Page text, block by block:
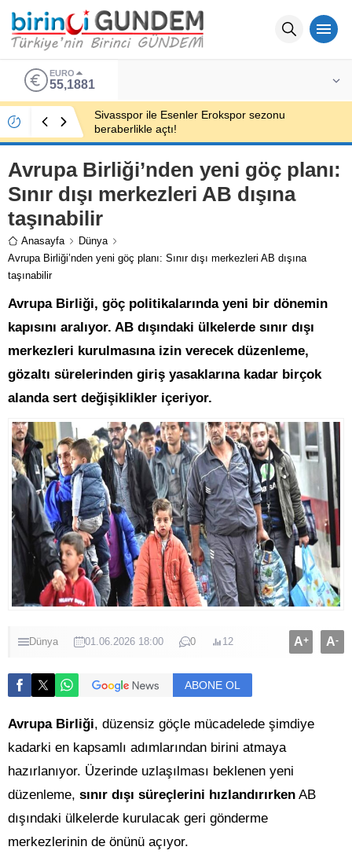
EURO
55,1881
Sivasspor ile Esenler Erokspor sezonu
beraberlikle açtı!
Avrupa Birliği’nden yeni göç planı:
Sınır dışı merkezleri AB dışına
taşınabilir
Anasayfa
Dünya
Avrupa Birliği’nden yeni göç planı: Sınır dışı merkezleri AB dışına
taşınabilir
Avrupa Birliği, göç politikalarında yeni bir dönemin
kapısını aralıyor. AB dışındaki ülkelerde sınır dışı
merkezleri kurulmasına izin verecek düzenleme,
gözaltı sürelerinden giriş yasaklarına kadar birçok
alanda sert değişiklikler içeriyor.
Dünya 01.06.2026 18:00 0 12 A+ A-
ABONE OL
Avrupa Birliği, düzensiz göçle mücadelede şimdiye
kadarki en kapsamlı adımlarından birini atmaya
hazırlanıyor. Üzerinde uzlaşılması beklenen yeni
düzenleme, sınır dışı süreçlerini hızlandırırken AB
dışındaki ülkelerde kurulacak geri gönderme
merkezlerinin de önünü açıyor.